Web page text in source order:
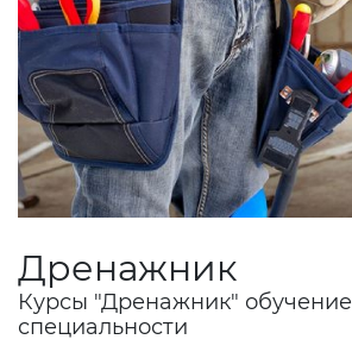
Дренажник
Курсы "Дренажник" обучение
специальности